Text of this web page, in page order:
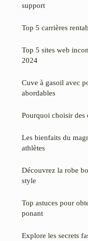
support
Top 5 carrières
Top 5 sites web
2024
Cuve à gasoil avec
abordables
Pourquoi choisir des
Les bienfaits du
athlètes
Découvrez la robe
style
Top astuces pour
ponant
Explore les secrets